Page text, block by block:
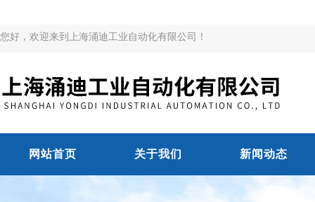
您好，欢迎来到上海涌迪工业自动化有限公司！
网站首页 关于我们 新闻动态